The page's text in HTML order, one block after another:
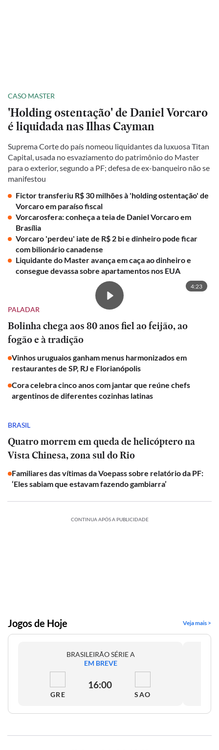
CASO MASTER
'Holding ostentação' de Daniel Vorcaro
é liquidada nas Ilhas Cayman
Suprema Corte do país nomeou liquidantes da luxuosa Titan
Capital, usada no esvaziamento do patrimônio do Master
para o exterior, segundo a PF; defesa de ex-banqueiro não se
manifestou
Fictor transferiu R$ 30 milhões à 'holding ostentação' de
Vorcaro em paraíso fiscal
Vorcarosfera: conheça a teia de Daniel Vorcaro em
Brasília
Vorcaro 'perdeu' iate de R$ 2 bi e dinheiro pode ficar
com bilionário canadense
Liquidante do Master avança em caça ao dinheiro e
consegue devassa sobre apartamentos nos EUA
4:23
PALADAR
Bolinha chega aos 80 anos fiel ao feijão, ao
fogão e à tradição
Vinhos uruguaios ganham menus harmonizados em
restaurantes de SP, RJ e Florianópolis
Cora celebra cinco anos com jantar que reúne chefs
argentinos de diferentes cozinhas latinas
BRASIL
Quatro morrem em queda de helicóptero na
Vista Chinesa, zona sul do Rio
Familiares das vítimas da Voepass sobre relatório da PF:
‘Eles sabiam que estavam fazendo gambiarra’
CONTINUA APÓS A PUBLICIDADE
Jogos de Hoje Veja mais >
BRASILEIRÃO SÉRIE A
EM BREVE
GRE
16:00
SAO